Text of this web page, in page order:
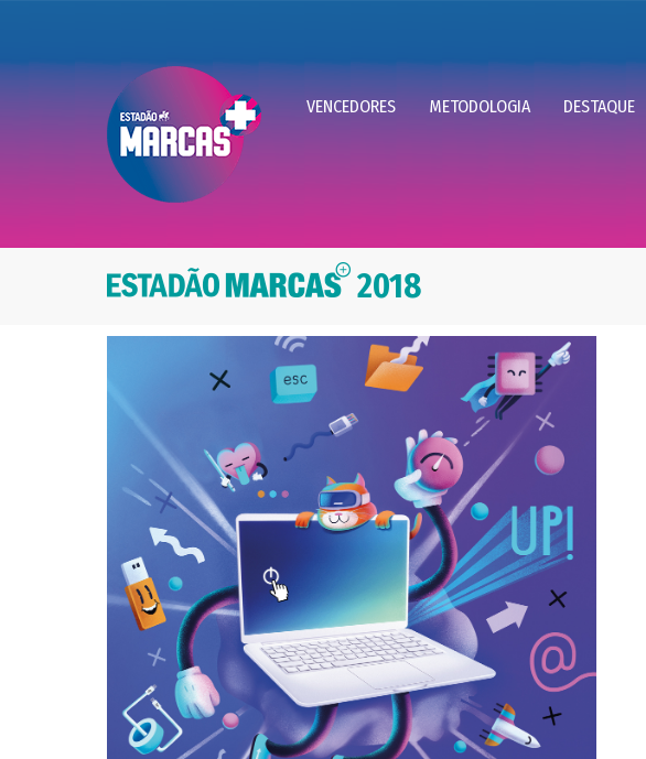
VENCEDORES METODOLOGIA DESTAQUE
2018